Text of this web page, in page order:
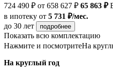
724 490 ₽ от 658 627 ₽ 65 863 ₽
в ипотеку от 5 731 ₽/мес.
до 30 лет
подробнее
Показать всю комплектацию
Нажмите и посмотритеНа
На круглый год